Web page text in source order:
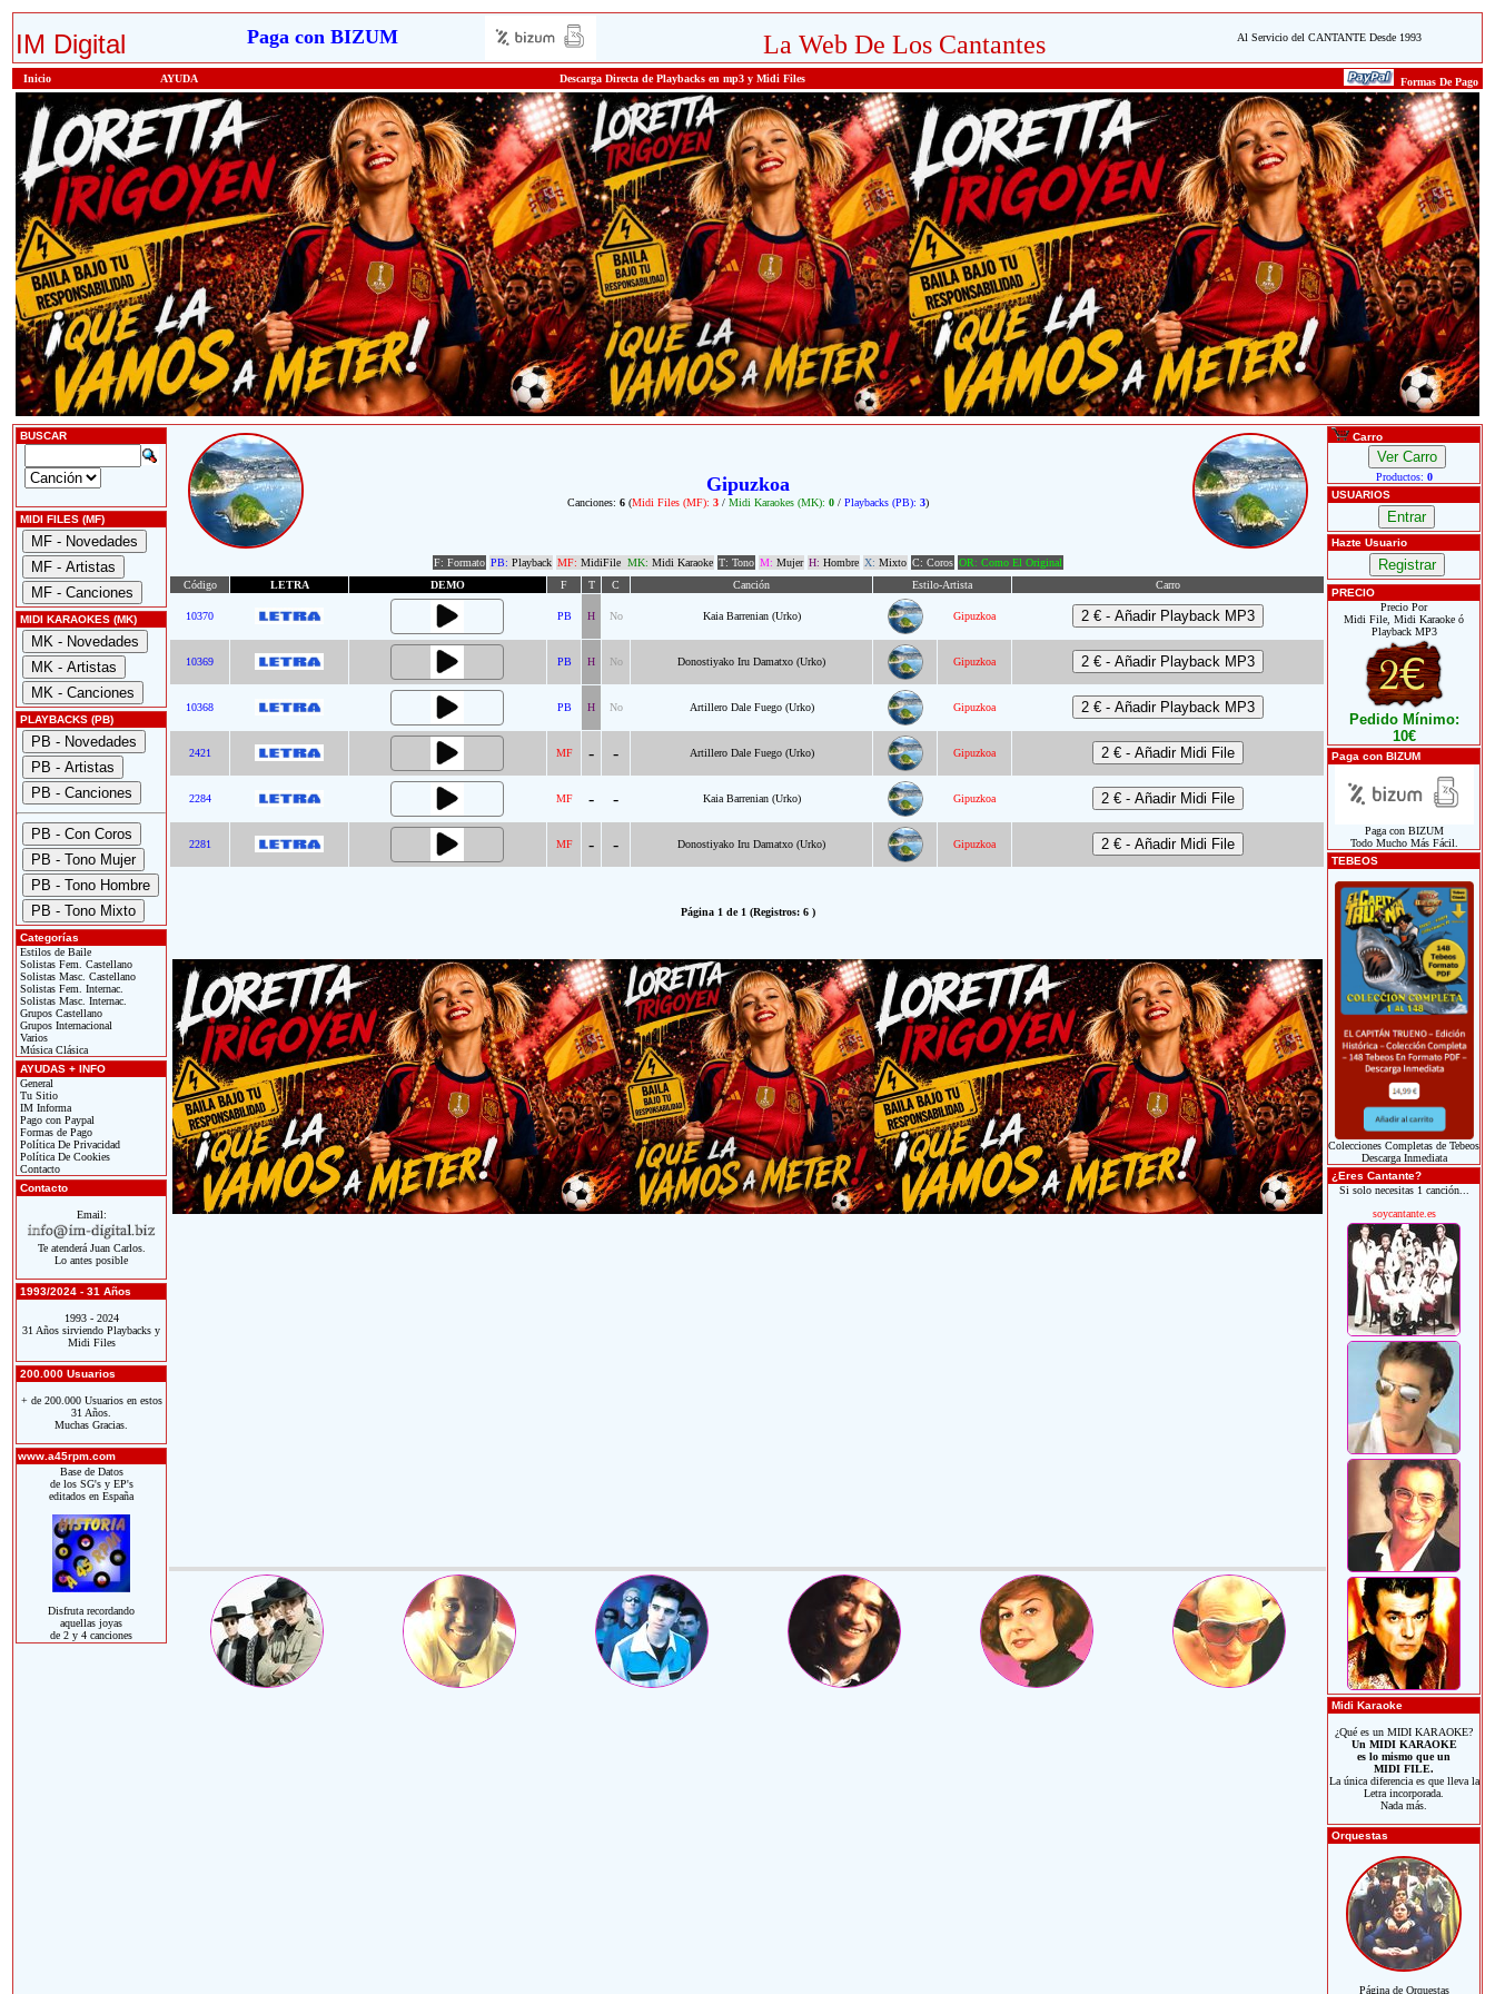
IM Digital Paga con BIZUM La Web De Los Cantantes Al Servicio del CANTANTE Desde 1993
Inicio AYUDA Descarga Directa de Playbacks en mp3 y Midi Files Formas De Pago
BUSCAR
MIDI FILES (MF)
MIDI KARAOKES (MK)
PLAYBACKS (PB)
Categorías
Estilos de Baile
Solistas Fem. Castellano
Solistas Masc. Castellano
Solistas Fem. Internac.
Solistas Masc. Internac.
Grupos Castellano
Grupos Internacional
Varios
Música Clásica
AYUDAS + INFO
General
Tu Sitio
IM Informa
Pago con Paypal
Formas de Pago
Política De Privacidad
Política De Cookies
Contacto
Contacto
Email:
Te atenderá Juan Carlos.
Lo antes posible
1993/2024 - 31 Años
1993 - 2024
31 Años sirviendo Playbacks y
Midi Files
200.000 Usuarios
+ de 200.000 Usuarios en estos
31 Años.
Muchas Gracias.
www.a45rpm.com
Base de Datos
de los SG's y EP's
editados en España
Disfruta recordando
aquellas joyas
de 2 y 4 canciones
Gipuzkoa
Canciones: 6(Midi Files (MF): 3/Midi Karaokes (MK): 0/ Playbacks (PB): 3)
F: Formato PB: Playback MF: MidiFile MK: Midi Karaoke T: Tono M: Mujer H: Hombre X: Mixto C: Coros OR: Como El Original
Código
LETRA DEMO F T C Canción Estilo-Artista Carro
10370 PB H No Kaia Barrenian (Urko) Gipuzkoa
10369 PB H No Donostiyako Iru Damatxo (Urko) Gipuzkoa
10368 PB H No Artillero Dale Fuego (Urko) Gipuzkoa
2421 MF - - Artillero Dale Fuego (Urko) Gipuzkoa
2284 MF - - Kaia Barrenian (Urko) Gipuzkoa
2281 MF - - Donostiyako Iru Damatxo (Urko) Gipuzkoa
Página 1 de 1 (Registros: 6 )
Carro
Productos: 0
USUARIOS
Hazte Usuario
PRECIO
Precio Por
Midi File, Midi Karaoke ó
Playback MP3
Pedido Mínimo:
10€
Paga con BIZUM
Paga con BIZUM
Todo Mucho Más Fácil.
TEBEOS
Colecciones Completas de Tebeos
Descarga Inmediata
¿Eres Cantante?
Si solo necesitas 1 canción...
soycantante.es
Midi Karaoke
¿Qué es un MIDI KARAOKE?
Un MIDI KARAOKE
es lo mismo que un
MIDI FILE.
La única diferencia es que lleva la
Letra incorporada.
Nada más.
Orquestas
Página de Orquestas